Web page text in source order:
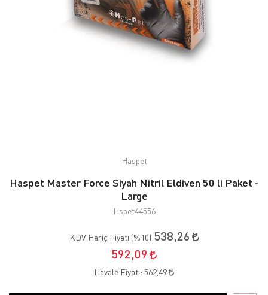
Haspet
Haspet Master Force Siyah Nitril Eldiven 50 li Paket -
Large
Hspet44556
KDV Hariç Fiyatı (%10):538,26
592,09
Havale Fiyatı: 562,49